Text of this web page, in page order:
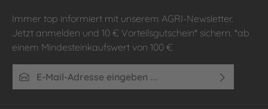
Immer top informiert mit unserem AGRI-Newsletter.
Jetzt anmelden und 10 € Vorteilsgutschein* sichern. *ab
einem Mindesteinkaufswert von 100 €
E-Mail-Adresse*